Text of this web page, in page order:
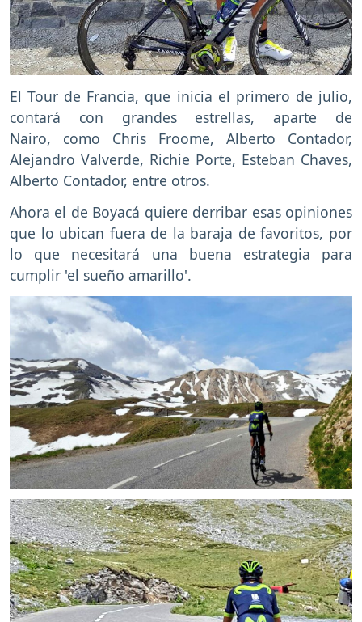
El Tour de Francia, que inicia el primero de julio,
contará con grandes estrellas, aparte de
Nairo, como Chris Froome, Alberto Contador,
Alejandro Valverde, Richie Porte, Esteban Chaves,
Alberto Contador, entre otros.
Ahora el de Boyacá quiere derribar esas opiniones
que lo ubican fuera de la baraja de favoritos, por
lo que necesitará una buena estrategia para
cumplir 'el sueño amarillo'.